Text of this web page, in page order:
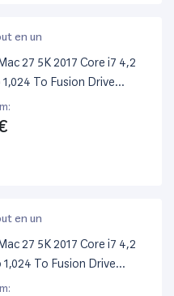
en un
27 5K 2017 Core i7 4,2
1,024 To Fusion Drive
en un
27 5K 2017 Core i7 4,2
1,024 To Fusion Drive